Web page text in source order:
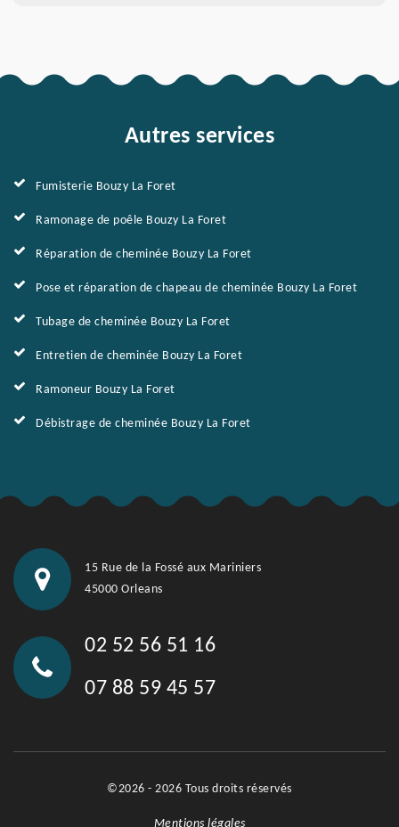
Autres services
Fumisterie Bouzy La Foret
Ramonage de poêle Bouzy La Foret
Réparation de cheminée Bouzy La Foret
Pose et réparation de chapeau de cheminée Bouzy La Foret
Tubage de cheminée Bouzy La Foret
Entretien de cheminée Bouzy La Foret
Ramoneur Bouzy La Foret
Débistrage de cheminée Bouzy La Foret
15 Rue de la Fossé aux Mariniers
45000 Orleans
02 52 56 51 16
07 88 59 45 57
©2026 - 2026 Tous droits réservés
Mentions légales